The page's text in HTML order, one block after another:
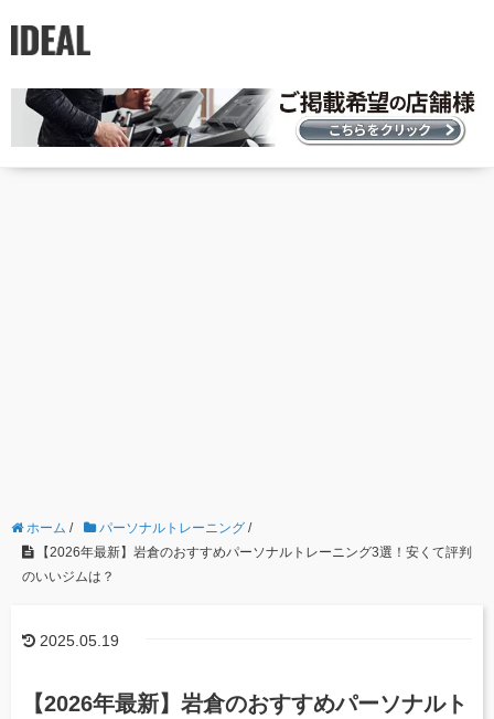
ホーム / パーソナルトレーニング /
【2026年最新】岩倉のおすすめパーソナルトレーニング3選！安くて評判
のいいジムは？
2025.05.19
【2026年最新】岩倉のおすすめパーソナルト